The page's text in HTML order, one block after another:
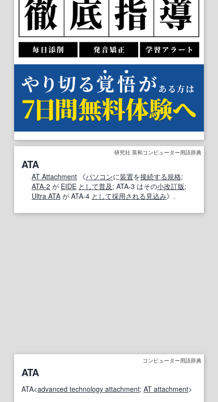
研究社 英和コンピューター用語辞典
ATA
AT Attachment 《パソコンに装置を接続する規格;
ATA-2 が EIDE として普及; ATA-3 はその小改訂版;
Ultra ATA が ATA-4 として採用される 見込み》.
コンピューター用語辞典
ATA
ATA<advanced technology attachment; AT attachment>